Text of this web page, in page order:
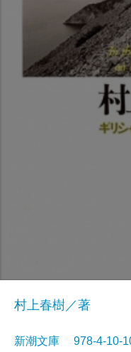
村上春樹／著
新潮文庫 978-4-10-